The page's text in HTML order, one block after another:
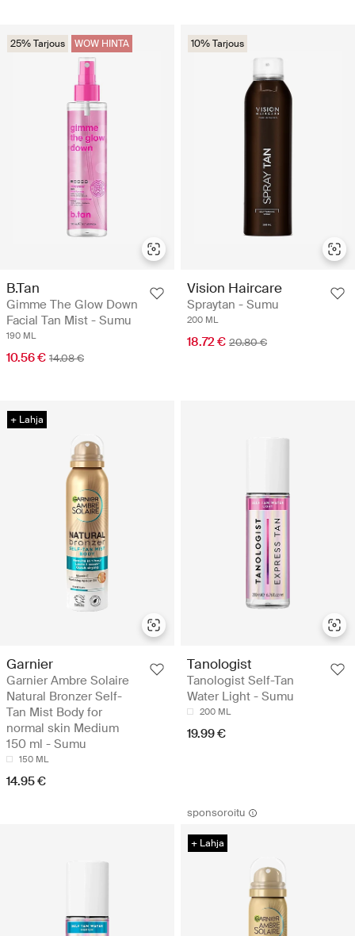
25% Tarjous WOW HINTA
B.Tan
Gimme The Glow Down
Facial Tan Mist - Sumu
190 ML
10.56 € 14.08 €
10% Tarjous
Vision Haircare
Spraytan - Sumu
200 ML
18.72 € 20.80 €
+ Lahja
Garnier
Garnier Ambre Solaire
Natural Bronzer Self-
Tan Mist Body for
normal skin Medium
150 ml - Sumu
150 ML
14.95 €
Tanologist
Tanologist Self-Tan
Water Light - Sumu
200 ML
19.99 €
sponsoroitu
+ Lahja